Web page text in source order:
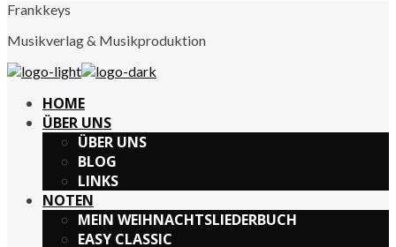
Frankkeys
Musikverlag & Musikproduktion
HOME
ÜBER UNS
ÜBER UNS
BLOG
LINKS
NOTEN
MEIN WEIHNACHTSLIEDERBUCH
EASY CLASSIC